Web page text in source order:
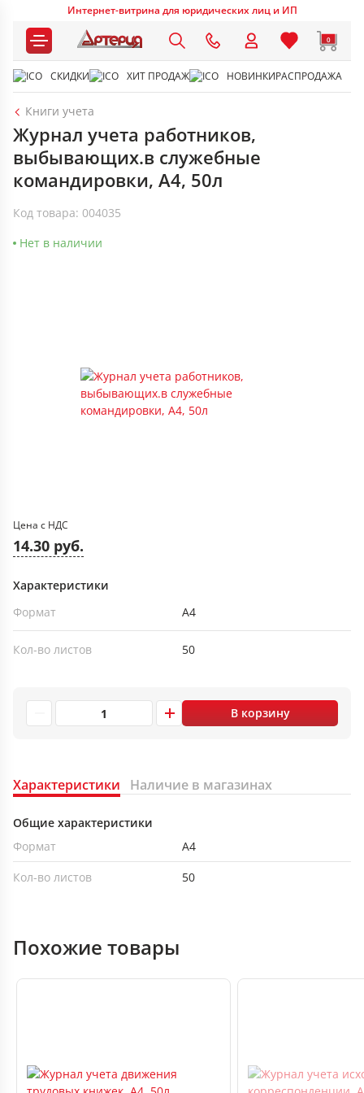
Интернет-витрина для юридических лиц и ИП
0
СКИДКИ ХИТ ПРОДАЖ НОВИНКИРАСПРОДАЖА
Книги учета
Журнал учета работников,
выбывающих.в служебные
командировки, А4, 50л
Код товара: 004035
Нет в наличии
Цена с НДС
14.30 руб.
Характеристики
Формат
А4
Кол-во листов 50
В корзину
Характеристики Наличие в магазинах
Общие характеристики
Формат
А4
Кол-во листов
50
Похожие товары